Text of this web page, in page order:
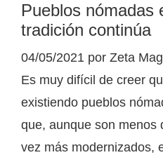
Pueblos nómadas
tradición continúa
04/05/2021 por Zeta
Es muy difícil de creer
existiendo pueblos
que, aunque son menos
vez más modernizados,